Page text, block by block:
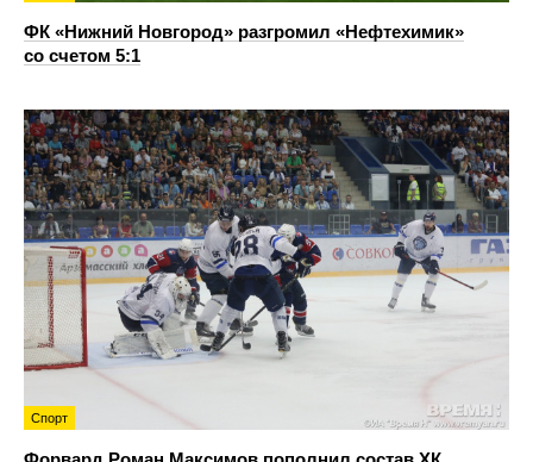
ФК «Нижний Новгород» разгромил «Нефтехимик»
со счетом 5:1
Спорт